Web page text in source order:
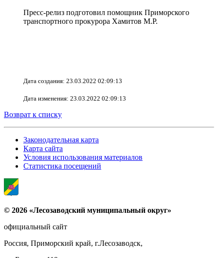
Пресс-релиз подготовил помощник Приморского
транспортного прокурора Хамитов М.Р.
Дата создания: 23.03.2022 02:09:13
Дата изменения: 23.03.2022 02:09:13
Возврат к списку
Законодательная карта
Карта сайта
Условия использования материалов
Статистика посещений
© 2026 «Лесозаводский муниципальный округ»
официальный сайт
Россия, Приморский край, г.Лесозаводск,